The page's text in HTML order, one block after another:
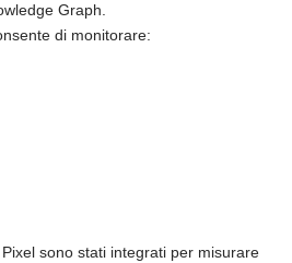
Graph.
di monitorare:
sono stati integrati per misurare